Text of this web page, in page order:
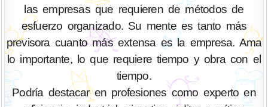
las empresas que requieren de métodos de
esfuerzo organizado. Su mente es tanto más
previsora cuanto más extensa es la empresa. Ama
lo importante, lo que requiere tiempo y obra con el
tiempo.
Podría destacar en profesiones como experto en